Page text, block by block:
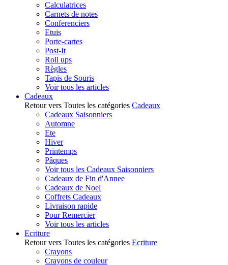
Calculatrices
Carnets de notes
Conferenciers
Etuis
Porte-cartes
Post-It
Roll ups
Règles
Tapis de Souris
Voir tous les articles
Cadeaux
Retour vers Toutes les catégories Cadeaux
Cadeaux Saisonniers
Automne
Ete
Hiver
Printemps
Pâques
Voir tous les Cadeaux Saisonniers
Cadeaux de Fin d'Annee
Cadeaux de Noel
Coffrets Cadeaux
Livraison rapide
Pour Remercier
Voir tous les articles
Ecriture
Retour vers Toutes les catégories Ecriture
Crayons
Crayons de couleur